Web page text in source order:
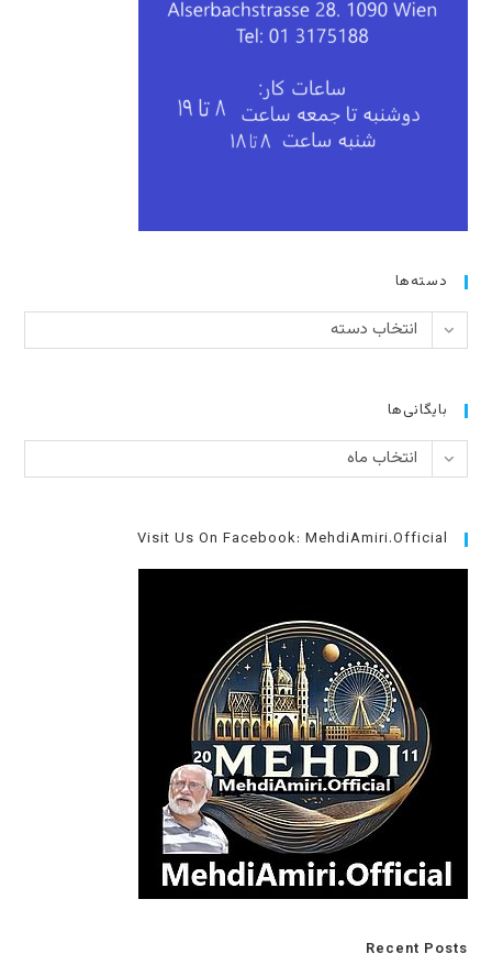
دسته‌ها
دسته‌ها انتخاب دسته
بایگانی‌ها
بایگانی‌هاانتخاب ماه
Visit Us On Facebook: MehdiAmiri.Official
Recent Posts